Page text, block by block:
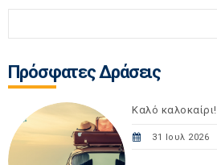
Πρόσφατες Δράσεις
Καλό καλοκαίρι!
31 Ιουλ 2026